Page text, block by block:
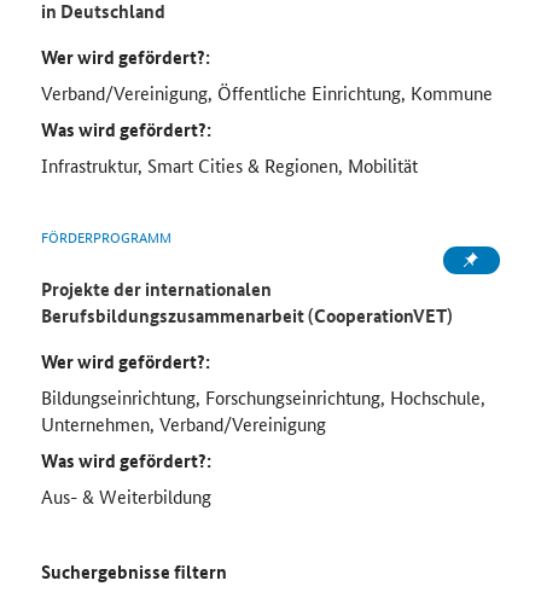
in Deutschland
Wer wird gefördert?:
Verband/Vereinigung, Öffentliche Einrichtung, Kommune
Was wird gefördert?:
Infrastruktur, Smart Cities & Regionen, Mobilität
FÖRDERPROGRAMM
Projekte der internationalen
Berufsbildungszusammenarbeit (CooperationVET)
Wer wird gefördert?:
Bildungseinrichtung, Forschungseinrichtung, Hochschule,
Unternehmen, Verband/Vereinigung
Was wird gefördert?:
Aus- & Weiterbildung
Suchergebnisse filtern